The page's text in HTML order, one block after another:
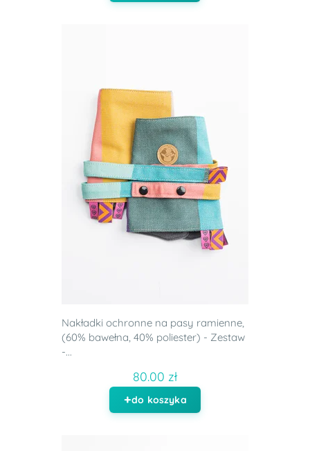
Nakładki ochronne na pasy ramienne,
(60% bawełna, 40% poliester) - Zestaw
-...
80.00 zł
do koszyka